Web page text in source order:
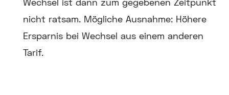
nicht ratsam. Mögliche Ausnahme: Höhere
Ersparnis bei Wechsel aus einem anderen
Tarif.